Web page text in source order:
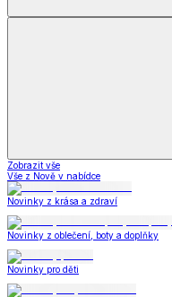
Zobrazit vše
Vše z Nově v nabídce
Novinky z krása a zdraví
Novinky z oblečení, boty a doplňky
Novinky pro děti